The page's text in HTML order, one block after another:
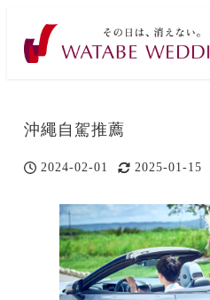
沖繩自駕推薦
投稿日
2024-02-01
更新日
2025-01-15